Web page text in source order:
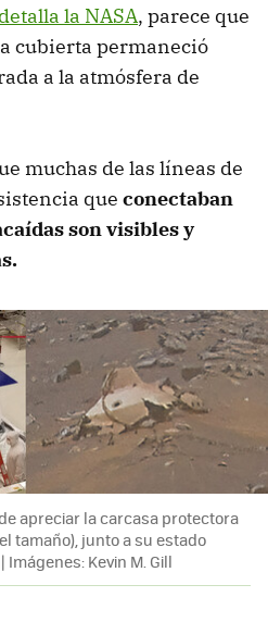
detalla la NASA, parece que
cubierta permaneció
a la atmósfera de
muchas de las líneas de
que conectaban
son visibles y
apreciar la carcasa protectora
tamaño), junto a su estado
Kevin M. Gill